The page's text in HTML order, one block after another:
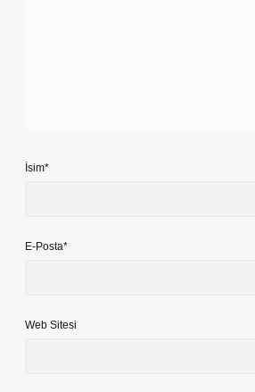
İsim*
E-Posta*
Web Sitesi